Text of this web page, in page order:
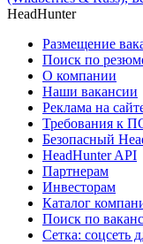
HeadHunter
Размещение
Поиск по
О компании
Наши вакансии
Реклама на
Требования к
Безопасный
HeadHunter API
Партнерам
Инвесторам
Каталог
Поиск по
Сетка: соцсеть